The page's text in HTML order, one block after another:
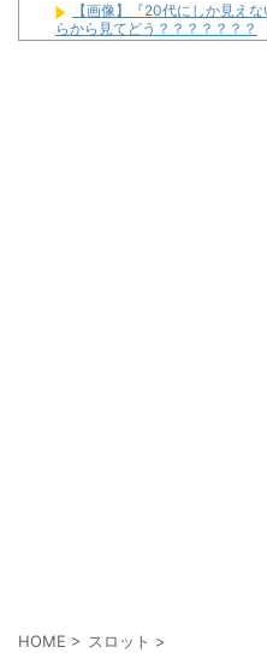
【画像】『20代にしか見え
らから見てどう？？？？？？？
HOME > スロット >